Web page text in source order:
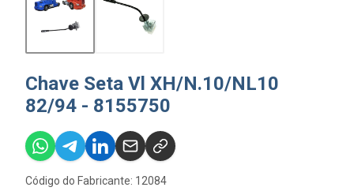
Chave Seta Vl XH/N.10/NL10
82/94 - 8155750
Código do Fabricante: 12084